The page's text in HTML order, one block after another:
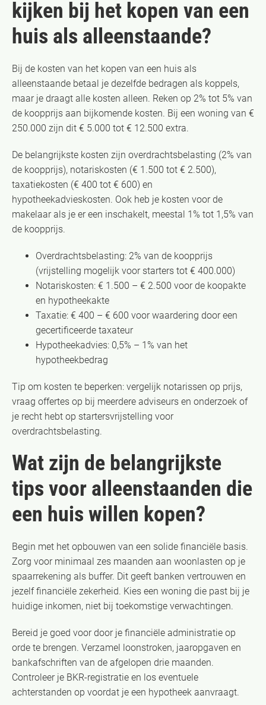
kijken bij het kopen van een
huis als alleenstaande?
Bij de kosten van het kopen van een huis als
alleenstaande betaal je dezelfde bedragen als koppels,
maar je draagt alle kosten alleen. Reken op 2% tot 5% van
de koopprijs aan bijkomende kosten. Bij een woning van €
250.000 zijn dit € 5.000 tot € 12.500 extra.
De belangrijkste kosten zijn overdrachtsbelasting (2% van
de koopprijs), notariskosten (€ 1.500 tot € 2.500),
taxatiekosten (€ 400 tot € 600) en
hypotheekadvieskosten. Ook heb je kosten voor de
makelaar als je er een inschakelt, meestal 1% tot 1,5% van
de koopprijs.
Overdrachtsbelasting: 2% van de koopprijs
(vrijstelling mogelijk voor starters tot € 400.000)
Notariskosten: € 1.500 – € 2.500 voor de koopakte
en hypotheekakte
Taxatie: € 400 – € 600 voor waardering door een
gecertificeerde taxateur
Hypotheekadvies: 0,5% – 1% van het
hypotheekbedrag
Tip om kosten te beperken: vergelijk notarissen op prijs,
vraag offertes op bij meerdere adviseurs en onderzoek of
je recht hebt op startersvrijstelling voor
overdrachtsbelasting.
Wat zijn de belangrijkste
tips voor alleenstaanden die
een huis willen kopen?
Begin met het opbouwen van een solide financiële basis.
Zorg voor minimaal zes maanden aan woonlasten op je
spaarrekening als buffer. Dit geeft banken vertrouwen en
jezelf financiële zekerheid. Kies een woning die past bij je
huidige inkomen, niet bij toekomstige verwachtingen.
Bereid je goed voor door je financiële administratie op
orde te brengen. Verzamel loonstroken, jaaropgaven en
bankafschriften van de afgelopen drie maanden.
Controleer je BKR-registratie en los eventuele
achterstanden op voordat je een hypotheek aanvraagt.